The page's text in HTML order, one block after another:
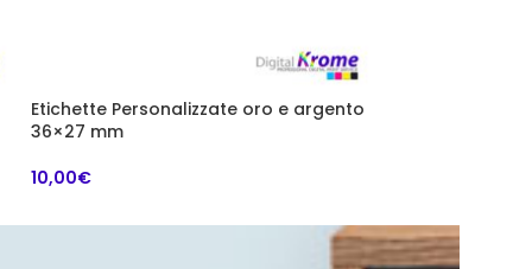
Etichette Personalizzate oro e argento
36×27 mm
10,00€